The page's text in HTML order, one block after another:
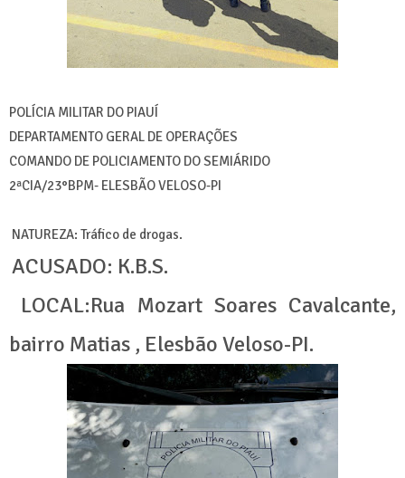
POLÍCIA MILITAR DO PIAUÍ
DEPARTAMENTO GERAL DE OPERAÇÕES
COMANDO DE POLICIAMENTO DO SEMIÁRIDO
2ªCIA/23°BPM- ELESBÃO VELOSO-PI
NATUREZA: Tráfico de drogas.
ACUSADO: K.B.S.
LOCAL:Rua Mozart Soares Cavalcante,
bairro Matias , Elesbão Veloso-PI.